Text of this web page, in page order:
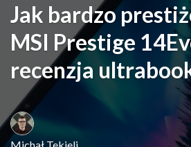
Jak bardzo
MSI Prestige
recenzja